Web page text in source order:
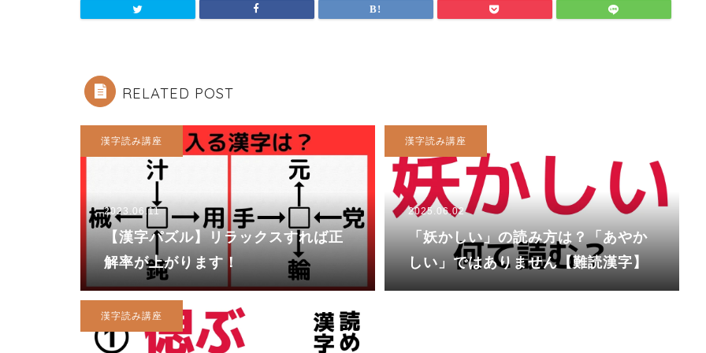
RELATED POST
漢字読み講座
2023.06.11
【漢字パズル】リラックスすれば正
解率が上がります！
漢字読み講座
2025.06.02
「妖かしい」の読み方は？「あやか
しい」ではありません【難読漢字】
漢字読み講座